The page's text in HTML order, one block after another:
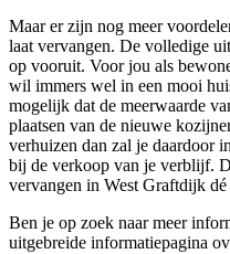
Maar er zijn nog meer
laat vervangen. De volledige
op vooruit. Voor jou als
wil immers wel in een mooi
mogelijk dat de meerwaarde
plaatsen van de nieuwe
verhuizen dan zal je daardoor
bij de verkoop van je verblijf.
vervangen in West Graftdijk
Ben je op zoek naar meer
uitgebreide informatiepagina